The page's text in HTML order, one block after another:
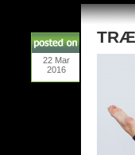
22 Mar
2016